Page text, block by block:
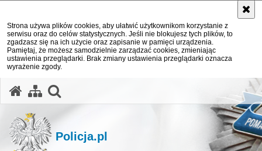
Strona używa plików cookies, aby ułatwić użytkownikom korzystanie z
serwisu oraz do celów statystycznych. Jeśli nie blokujesz tych plików, to
zgadzasz się na ich użycie oraz zapisanie w pamięci urządzenia.
Pamiętaj, że możesz samodzielnie zarządzać cookies, zmieniając
ustawienia przeglądarki. Brak zmiany ustawienia przeglądarki oznacza
wyrażenie zgody.
Policja.pl